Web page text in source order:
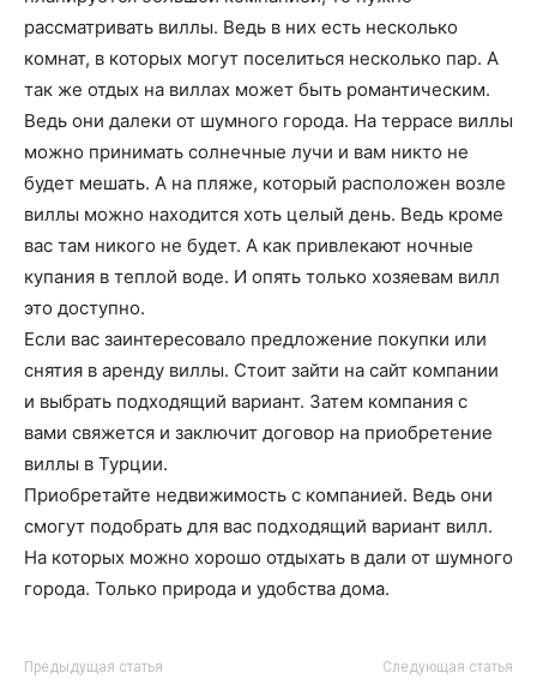
рассматривать виллы. Ведь в них есть несколько
комнат, в которых могут поселиться несколько пар. А
так же отдых на виллах может быть романтическим.
Ведь они далеки от шумного города. На террасе виллы
можно принимать солнечные лучи и вам никто не
будет мешать. А на пляже, который расположен возле
виллы можно находится хоть целый день. Ведь кроме
вас там никого не будет. А как привлекают ночные
купания в теплой воде. И опять только хозяевам вилл
это доступно.
Если вас заинтересовало предложение покупки или
снятия в аренду виллы. Стоит зайти на сайт компании
и выбрать подходящий вариант. Затем компания с
вами свяжется и заключит договор на приобретение
виллы в Турции.
Приобретайте недвижимость с компанией. Ведь они
смогут подобрать для вас подходящий вариант вилл.
На которых можно хорошо отдыхать в дали от шумного
города. Только природа и удобства дома.
Предыдущая статья Следующая статья